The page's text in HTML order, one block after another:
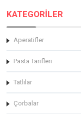
KATEGORİLER
Aperatifler
Pasta Tarifleri
Tatlılar
Çorbalar